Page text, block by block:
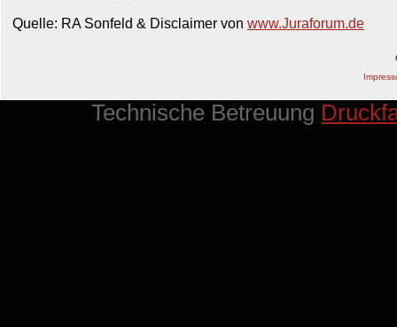
Quelle: RA Sonfeld & Disclaimer von www.Juraforum.de
Technische Betreuung